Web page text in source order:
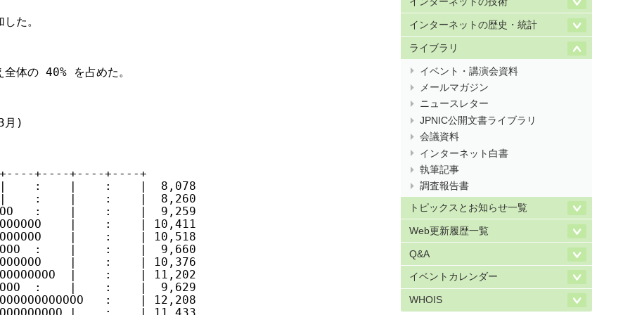
インターネットの歴史・統計
ライブラリ
イベント・講演会資料
メールマガジン
ニュースレター
JPNIC公開文書ライブラリ
会議資料
インターネット白書
執筆記事
調査報告書
トピックスとお知らせ一覧
Web更新履歴一覧
Q&A
イベントカレンダー
WHOIS